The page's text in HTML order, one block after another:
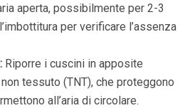
aperta, possibilmente per 2-3
per verificare l’assenza
Riporre i cuscini in apposite
tessuto (TNT), che proteggono
all’aria di circolare.